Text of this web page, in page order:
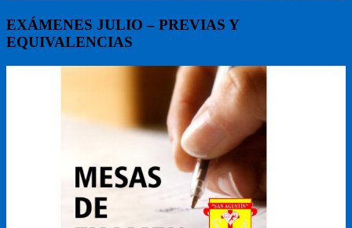
EXÁMENES JULIO – PREVIAS Y
EQUIVALENCIAS